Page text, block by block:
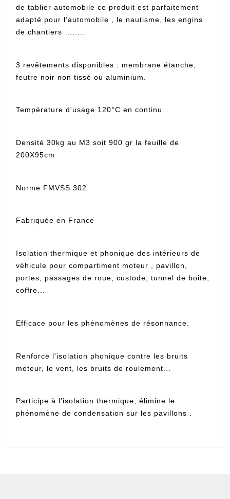
de tablier automobile ce produit est parfaitement
adapté pour l’automobile , le nautisme, les engins
de chantiers ……..
3 revêtements disponibles : membrane étanche,
feutre noir non tissé ou aluminium.
Température d'usage 120°C en continu.
Densité 30kg au M3 soit 900 gr la feuille de
200X95cm
Norme FMVSS 302
Fabriquée en France
Isolation thermique et phonique des intérieurs de
véhicule pour compartiment moteur , pavillon,
portes, passages de roue, custode, tunnel de boite,
coffre...
Efficace pour les phénomènes de résonnance.
Renforce l'isolation phonique contre les bruits
moteur, le vent, les bruits de roulement...
Participe à l'isolation thermique, élimine le
phénomène de condensation sur les pavillons .